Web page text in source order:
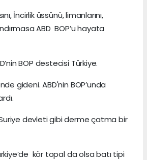
İncirlik üssünü, limanlarını,
ABD BOP’u hayata
BOP destecisi Türkiye.
gideni. ABD'nin BOP’unda
devleti gibi derme çatma bir
kör topal da olsa batı tipi